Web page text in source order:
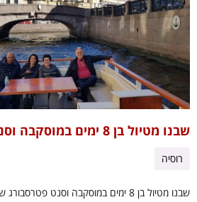
שבנו מטיול בן 8 ימים במוסקבה וסנט פטרסבורג
רוסיה
שבנו מטיול בן 8 ימים במוסקבה וסנט